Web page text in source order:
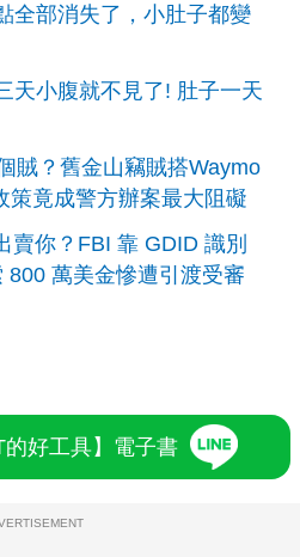
全部消失了，小肚子都變
天小腹就不見了! 肚子一天
賊？舊金山竊賊搭Waymo
策竟成警方辦案最大阻礙
賣你？FBI 靠 GDID 識別
萬美金慘遭引渡受審
好工具】電子書